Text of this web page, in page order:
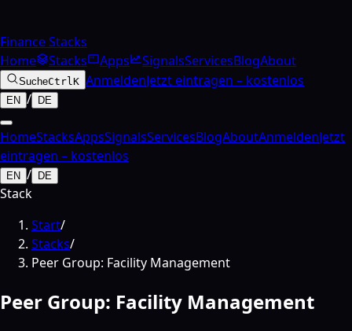
Finance Stacks
Home
Stacks Apps SignalsServicesBlogAbout
SucheCtrlK AnmeldenJetzt eintragen – kostenlos
EN / DE
HomeStacksAppsSignalsServicesBlogAboutAnmeldenJetzt
eintragen – kostenlos
EN / DE
Stack
Start/
Stacks/
Peer Group: Facility Management
Peer Group: Facility Management